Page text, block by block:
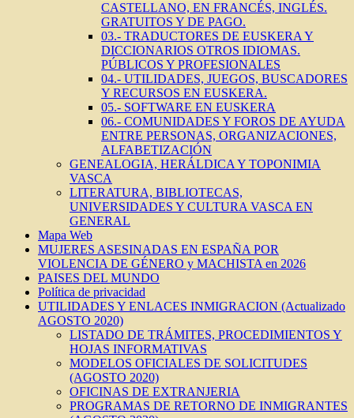
CASTELLANO, EN FRANCÉS, INGLÉS.
GRATUITOS Y DE PAGO.
03.- TRADUCTORES DE EUSKERA Y
DICCIONARIOS OTROS IDIOMAS.
PÚBLICOS Y PROFESIONALES
04.- UTILIDADES, JUEGOS, BUSCADORES
Y RECURSOS EN EUSKERA.
05.- SOFTWARE EN EUSKERA
06.- COMUNIDADES Y FOROS DE AYUDA
ENTRE PERSONAS, ORGANIZACIONES,
ALFABETIZACIÓN
GENEALOGIA, HERÁLDICA Y TOPONIMIA
VASCA
LITERATURA, BIBLIOTECAS,
UNIVERSIDADES Y CULTURA VASCA EN
GENERAL
Mapa Web
MUJERES ASESINADAS EN ESPAÑA POR
VIOLENCIA DE GÉNERO y MACHISTA en 2026
PAISES DEL MUNDO
Política de privacidad
UTILIDADES Y ENLACES INMIGRACION (Actualizado
AGOSTO 2020)
LISTADO DE TRÁMITES, PROCEDIMIENTOS Y
HOJAS INFORMATIVAS
MODELOS OFICIALES DE SOLICITUDES
(AGOSTO 2020)
OFICINAS DE EXTRANJERIA
PROGRAMAS DE RETORNO DE INMIGRANTES